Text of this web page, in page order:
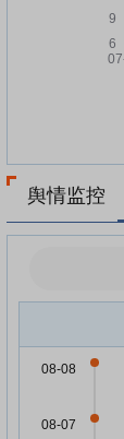
舆情监控
08-08
08-07